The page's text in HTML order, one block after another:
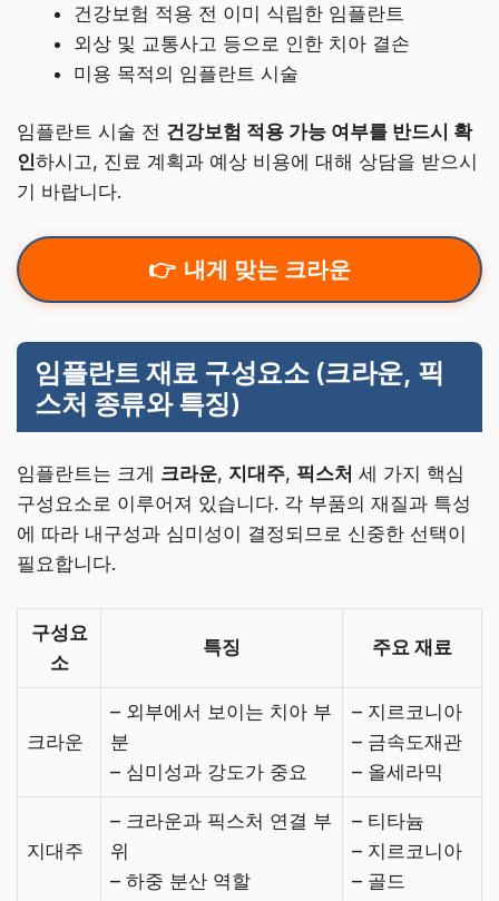
건강보험 적용 전 이미 식립한 임플란트
외상 및 교통사고 등으로 인한 치아 결손
미용 목적의 임플란트 시술
임플란트 시술 전 건강보험 적용 가능 여부를 반드시 확
인하시고, 진료 계획과 예상 비용에 대해 상담을 받으시
기 바랍니다.
내게 맞는 크라운
임플란트 재료 구성요소 (크라운, 픽
스처 종류와 특징)
임플란트는 크게 크라운, 지대주, 픽스처 세 가지 핵심
구성요소로 이루어져 있습니다. 각 부품의 재질과 특성
에 따라 내구성과 심미성이 결정되므로 신중한 선택이
필요합니다.
구성요
소
특징 주요 재료
크라운
– 외부에서 보이는 치아 부
분
– 심미성과 강도가 중요
– 지르코니아
– 금속도재관
– 올세라믹
지대주
– 크라운과 픽스처 연결 부
위
– 하중 분산 역할
– 티타늄
– 지르코니아
– 골드